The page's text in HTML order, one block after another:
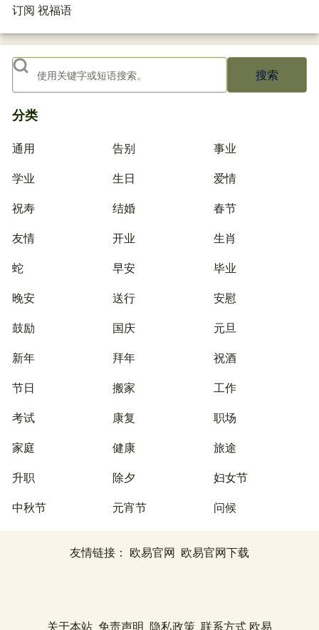
订阅 祝福语
搜索
分类
通用 告别
事业
学业
生日
爱情
祝寿
结婚
春节
友情
开业
生肖
蛇
早安
毕业
晚安
送行
安慰
鼓励
国庆
元旦
新年
拜年
祝酒
节日
搬家
工作
考试
康复
职场
家庭
健康
旅途
升职
除夕
妇女节
中秋节
元宵节 问候
友情链接： 欧易官网 欧易官网下载
关于本站 免责声明 隐私政策 联系方式 欧易